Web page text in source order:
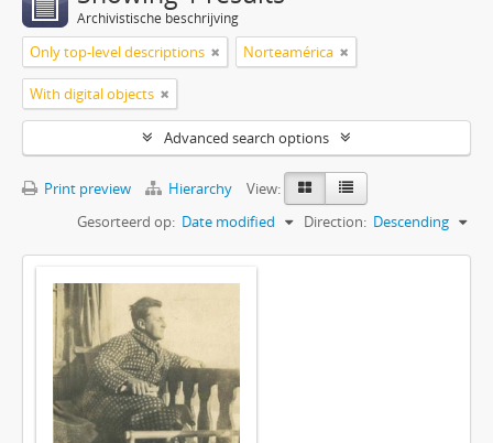
Archivistische beschrijving
Only top-level descriptions Norteamérica
With digital objects
Advanced search options
Print preview Hierarchy
View:
Gesorteerd op: Date modified Direction: Descending